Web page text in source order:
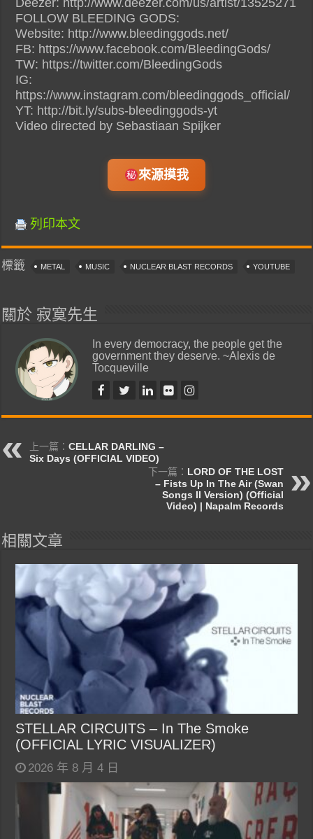
FOLLOW BLEEDING GODS:
Website: http://www.bleedinggods.net/
FB: https://www.facebook.com/BleedingGods/
TW: https://twitter.com/BleedingGods
IG:
https://www.instagram.com/bleedinggods_official/
YT: http://bit.ly/subs-bleedinggods-yt
Video directed by Sebastiaan Spijker
來源摸我
列印本文
標籤 METAL MUSIC NUCLEAR BLAST RECORDS YOUTUBE
關於 寂寞先生
In every democracy, the people get the
government they deserve. ~Alexis de
Tocqueville
上一篇：CELLAR DARLING –
Six Days (OFFICIAL VIDEO)
下一篇： LORD OF THE LOST
– Fists Up In The Air (Swan
Songs II Version) (Official
Video) | Napalm Records
相關文章
STELLAR CIRCUITS – In The Smoke
(OFFICIAL LYRIC VISUALIZER)
2026 年 8 月 4 日